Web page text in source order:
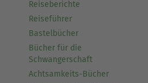
Reiseberichte
Reiseführer
Bastelbücher
Bücher für die
Schwangerschaft
Achtsamkeits-Bücher